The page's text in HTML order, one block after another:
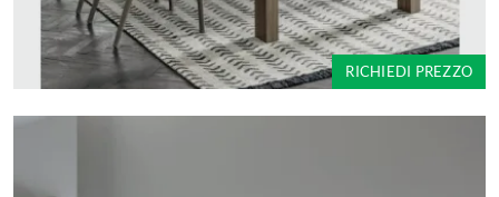
RICHIEDI PREZZO